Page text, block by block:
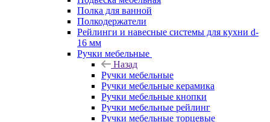
Полка для ванной
Полкодержатели
Рейлинги и навесные системы для кухни d-
16 мм
Ручки мебельные
Назад
Ручки мебельные
Ручки мебельные керамика
Ручки мебельные кнопки
Ручки мебельные рейлинг
Ручки мебельные торцевые